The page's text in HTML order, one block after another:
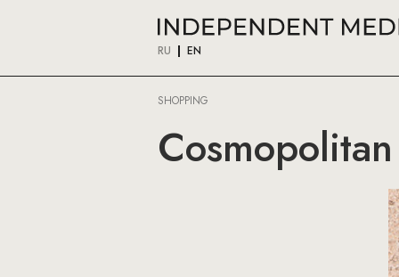
RU EN
SHOPPING